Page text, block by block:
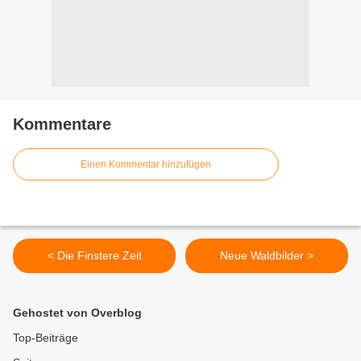
Kommentare
Einen Kommentar hinzufügen
< Die Finstere Zeit Neue Waldbilder >
Gehostet von Overblog
Top-Beiträge